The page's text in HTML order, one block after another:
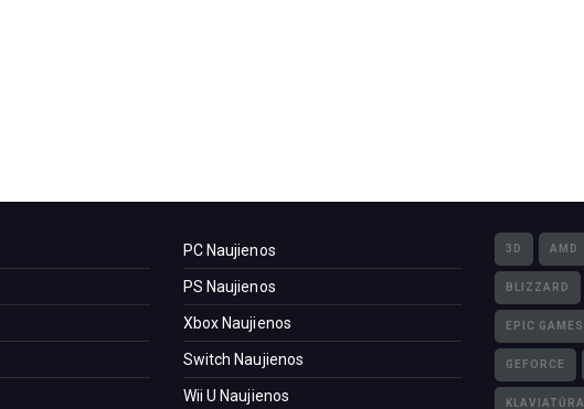
PC Naujienos
PS Naujienos
Xbox Naujienos
Switch Naujienos
Wii U Naujienos
3D AMD
BLIZZARD
EPIC GAMES
GEFORCE
KLAVIATŪRA